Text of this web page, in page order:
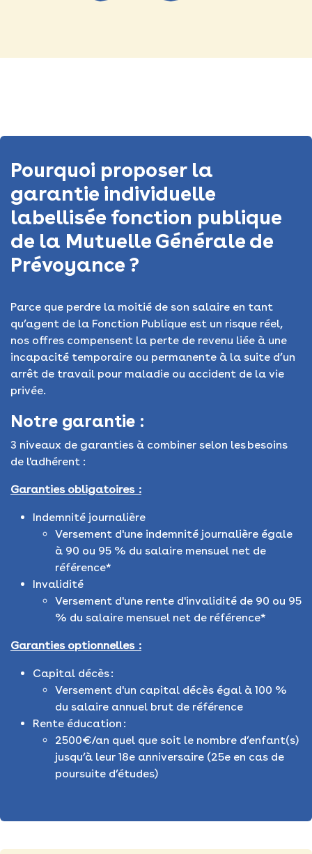
Pourquoi proposer la
garantie individuelle
labellisée fonction publique
de la Mutuelle Générale de
Prévoyance ?
Parce que perdre la moitié de son salaire en tant
qu’agent de la Fonction Publique est un risque réel,
nos offres compensent la perte de revenu liée à une
incapacité temporaire ou permanente à la suite d’un
arrêt de travail pour maladie ou accident de la vie
privée.
Notre garantie :
3 niveaux de garanties à combiner selon les besoins
de l'adhérent :
Garanties obligatoires :
Indemnité journalière
Versement d'une indemnité journalière égale
à 90 ou 95 % du salaire mensuel net de
référence*
Invalidité
Versement d'une rente d'invalidité de 90 ou 95
% du salaire mensuel net de référence*
Garanties optionnelles :
Capital décès :
Versement d'un capital décès égal à 100 %
du salaire annuel brut de référence
Rente éducation :
2500€/an quel que soit le nombre d’enfant(s)
jusqu’à leur 18e anniversaire (25e en cas de
poursuite d’études)